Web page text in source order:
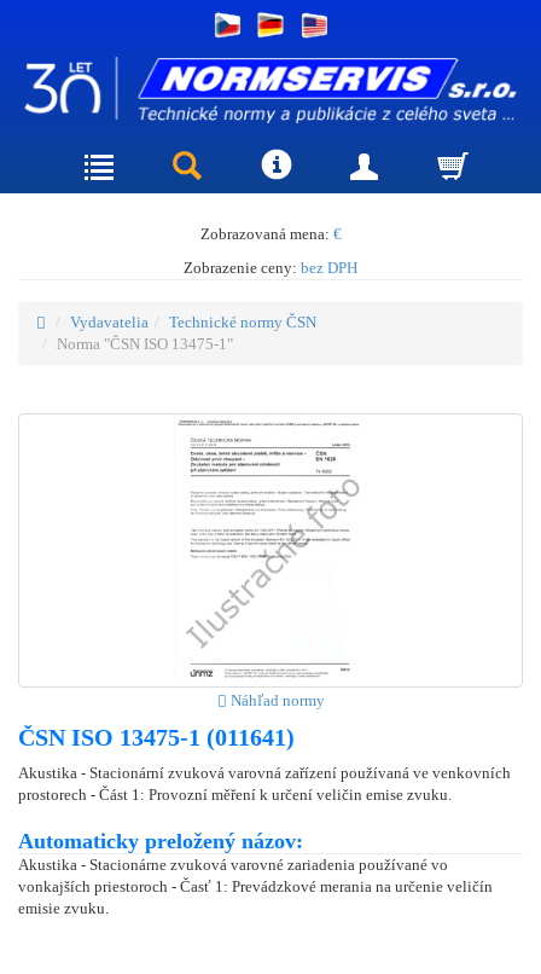
Zobrazovaná mena: €
Zobrazenie ceny: bez DPH
Vydavatelia
Technické normy ČSN
Norma "ČSN ISO 13475-1"
Náhľad normy
ČSN ISO 13475-1 (011641)
Akustika - Stacionární zvuková varovná zařízení používaná ve venkovních
prostorech - Část 1: Provozní měření k určení veličin emise zvuku.
Automaticky preložený názov:
Akustika - Stacionárne zvuková varovné zariadenia používané vo
vonkajších priestoroch - Časť 1: Prevádzkové merania na určenie veličín
emisie zvuku.